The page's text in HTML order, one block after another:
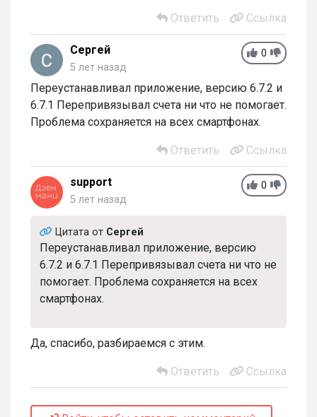
Ответить Ссылка
0
Сергей
5 лет назад
Переустанавливал приложение, версию 6.7.2 и
6.7.1 Перепривязывал счета ни что не помогает.
Проблема сохраняется на всех смартфонах.
Ответить Ссылка
0
support
5 лет назад
Цитата от Сергей
Переустанавливал приложение, версию
6.7.2 и 6.7.1 Перепривязывал счета ни что не
помогает. Проблема сохраняется на всех
смартфонах.
Да, спасибо, разбираемся с этим.
Ответить Ссылка